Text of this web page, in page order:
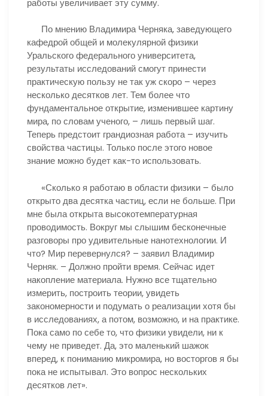
По мнению Владимира Черняка, заведующего
кафедрой общей и молекулярной физики
Уральского федерального университета,
результаты исследований смогут принести
практическую пользу не так уж скоро – через
несколько десятков лет. Тем более что
фундаментальное открытие, изменившее картину
мира, по словам ученого, – лишь первый шаг.
Теперь предстоит грандиозная работа – изучить
свойства частицы. Только после этого новое
знание можно будет как-то использовать.
«Сколько я работаю в области физики – было
открыто два десятка частиц, если не больше. При
мне была открыта высокотемпературная
проводимость. Вокруг мы слышим бесконечные
разговоры про удивительные нанотехнологии. И
что? Мир перевернулся? – заявил Владимир
Черняк. – Должно пройти время. Сейчас идет
накопление материала. Нужно все тщательно
измерить, построить теории, увидеть
закономерности и подумать о реализации хотя бы
в исследованиях, а потом, возможно, и на практике.
Пока само по себе то, что физики увидели, ни к
чему не приведет. Да, это маленький шажок
вперед, к пониманию микромира, но восторгов я бы
пока не испытывал. Это вопрос нескольких
десятков лет».